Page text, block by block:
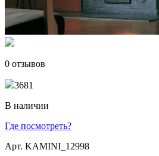
0 отзывов
3681
В наличии
Где посмотреть?
Арт. KAMINI_12998